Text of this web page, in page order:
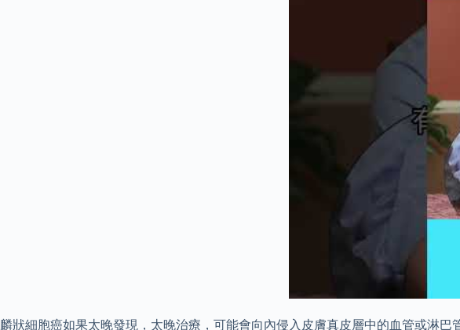
麟狀細胞癌如果太晚發現，太晚治療，可能會向內侵入皮膚真皮層中的血管或淋